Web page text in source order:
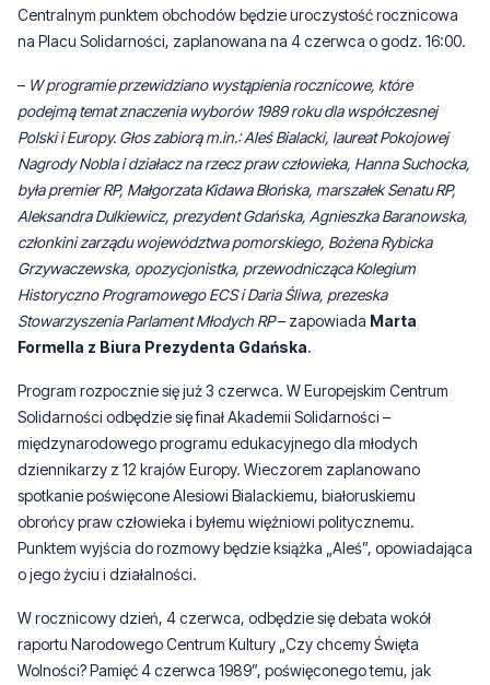
– W programie przewidziano wystąpienia rocznicowe, które
podejmą temat znaczenia wyborów 1989 roku dla współczesnej
Nagrody Nobla i działacz na rzecz praw człowieka, Hanna Suchocka,
była premier RP, Małgorzata Kidawa Błońska, marszałek Senatu RP,
Aleksandra Dulkiewicz, prezydent Gdańska, Agnieszka Baranowska,
członkini zarządu województwa pomorskiego, Bożena Rybicka
Grzywaczewska, opozycjonistka, przewodnicząca Kolegium
Historyczno Programowego ECS i Daria Śliwa, prezeska
Stowarzyszenia Parlament Młodych RP– zapowiadaMarta
Formella z Biura Prezydenta Gdańska.
Program rozpocznie się już 3 czerwca. W Europejskim Centrum
Solidarności odbędzie się finał Akademii Solidarności –
dziennikarzy z 12 krajów Europy. Wieczorem zaplanowano
spotkanie poświęcone Alesiowi Bialackiemu, białoruskiemu
obrońcy praw człowieka i byłemu więźniowi politycznemu.
Punktem wyjścia do rozmowy będzie książka „Aleś”, opowiadająca
o jego życiu i działalności.
W rocznicowy dzień, 4 czerwca, odbędzie się debata wokół
raportu Narodowego Centrum Kultury „Czy chcemy Święta
Polacy postrzegają dziś wydarzenia sprzed niemal czterech
dekad. Uczestnicy zastanowią się m.in., czy pamięć o wyborach z
1989 roku nadal łączy społeczeństwo i jakie miejsce powinna